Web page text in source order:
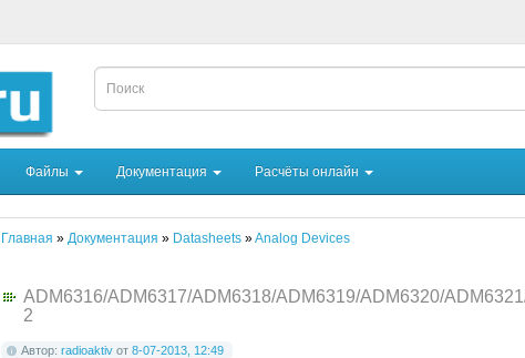
Файлы Документация Расчёты онлайн
Главная » Документация » Datasheets»Analog Devices
ADM6316/ADM6317/ADM6318/ADM6319/ADM6320/
2
Автор: radioaktivот 8-07-2013, 12:49